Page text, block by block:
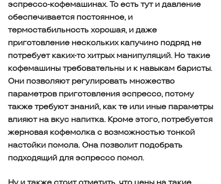
эспрессо-кофемашинах. То есть тут и давление
обеспечивается постоянное, и
термостабильность хорошая, и даже
приготовление нескольких капучино подряд не
потребует каких-то хитрых манипуляций. Но такие
кофемашины требовательны и к навыкам баристы.
Они позволяют регулировать множество
параметров приготовления эспрессо, потому
также требуют знаний, как те или иные параметры
влияют на вкус напитка. Кроме этого, потребуется
жерновая кофемолка с возможностью тонкой
настойки помола. Она позволит подобрать
подходящий для эспрессо помол.